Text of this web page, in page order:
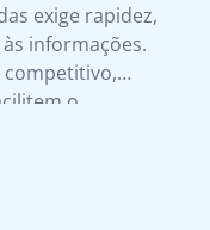
exige rapidez,
informações.
competitivo,
o
para se